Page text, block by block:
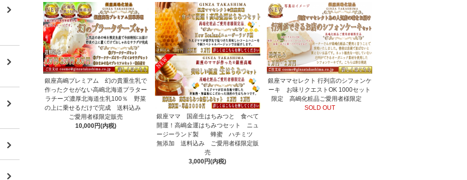
銀座高嶋プレミアム 幻の貴重生乳で
作ったクセがない高嶋北海道プラター
ラチーズ濃厚北海道生乳100％ 野菜
の上に乗せるだけで完成 送料込み
ご愛用者様限定販売
10,000円(内税)
銀座ママ 国産生はちみつと 食べて
開運！高嶋金運はちみつセット ニュ
ージーランド製 蜂蜜 ハチミツ
無添加 送料込み ご愛用者様限定販
売
3,000円(内税)
銀座ママセレクト 行列店のシフォンケ
ーキ お味リクエストOK 1000セット
限定 高嶋化粧品ご愛用者様限定
SOLD OUT